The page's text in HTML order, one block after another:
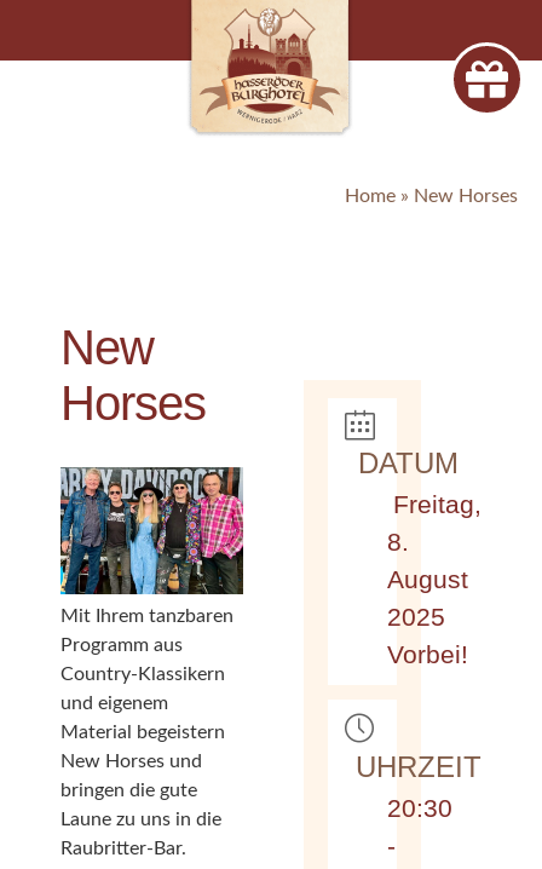
Home » New Horses
New
Horses
Mit Ihrem tanzbaren
Programm aus
Country-Klassikern
und eigenem
Material begeistern
New Horses und
bringen die gute
Laune zu uns in die
Raubritter-Bar.
DATUM
Freitag,
8.
August
2025
Vorbei!
UHRZEIT
20:30
-